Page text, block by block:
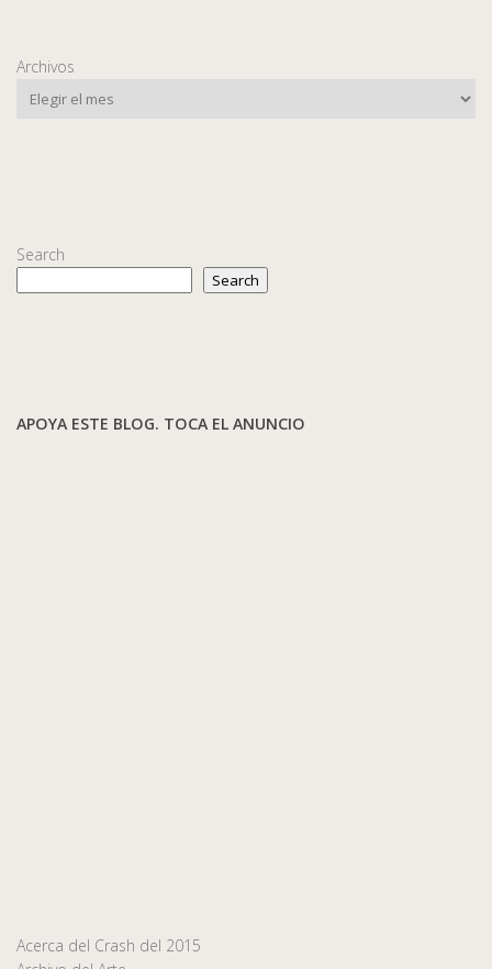
Archivos
Search
Search
APOYA ESTE BLOG. TOCA EL ANUNCIO
Acerca del Crash del 2015